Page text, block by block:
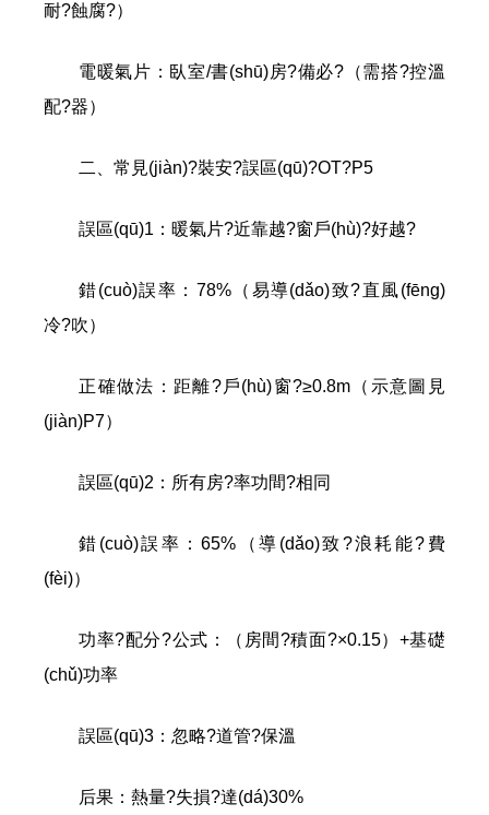
耐?蝕腐?）
電暖氣片：臥室/書(shū)房?備必?（需搭?控溫
配?器）
二、常見(jiàn)?裝安?誤區(qū)?OT?P5
誤區(qū)1：暖氣片?近靠越?窗戶(hù)?好越?
錯(cuò)誤率：78%（易導(dǎo)致?直風(fēng)
冷?吹）
正確做法：距離?戶(hù)窗?≥0.8m（示意圖見
(jiàn)P7）
誤區(qū)2：所有房?率功間?相同
錯(cuò)誤率：65%（導(dǎo)致?浪耗能?費
(fèi)）
功率?配分?公式：（房間?積面?×0.15）+基礎
(chǔ)功率
誤區(qū)3：忽略?道管?保溫
后果：熱量?失損?達(dá)30%